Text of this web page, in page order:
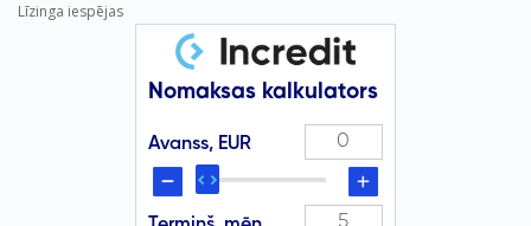
Līzinga iespējas